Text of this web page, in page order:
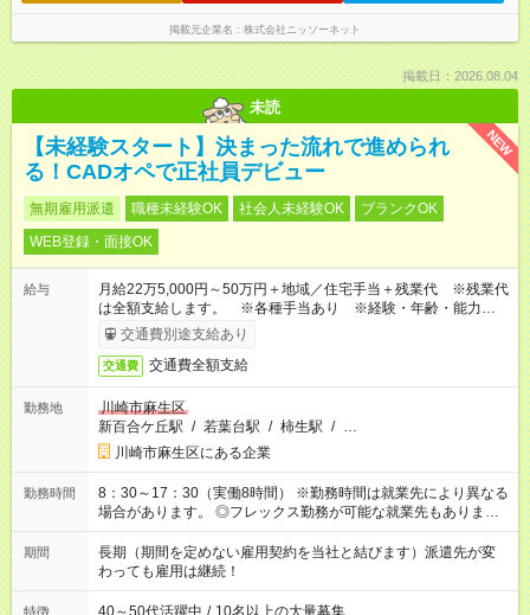
掲載元企業名 株式会社ニッソーネット
掲載日：2026.08.04
未読
NEW
【未経験スタート】決まった流れで進められ
る！CADオペで正社員デビュー
無期雇用派遣 職種未経験OK 社会人未経験OK
ブランクOK
WEB登録・面接OK
給与
月給22万5,000円～50万円＋地域／住宅手当＋残業代 ※残業代
は全額支給します。 ※各種手当あり ※経験・年齢・能力等を
考慮して加給・優遇します。
交通費別途支給あり
交通費 交通費全額支給
勤務地
川崎市麻生区
新百合ケ丘駅 / 若葉台駅 / 柿生駅 / …
川崎市麻生区にある企業
勤務時間
8：30～17：30（実働8時間） ※勤務時間は就業先により異なる
場合があります。 ◎フレックス勤務が可能な就業先もありま
す。 ◎今よりもさらに働きやすい環境をつくるべく、 働き方
改革に全社をあげて取り組んでいます。
期間
長期（期間を定めない雇用契約を当社と結びます）派遣先が変
わっても雇用は継続！
特徴 40～50代活躍中 / 10名以上の大量募集